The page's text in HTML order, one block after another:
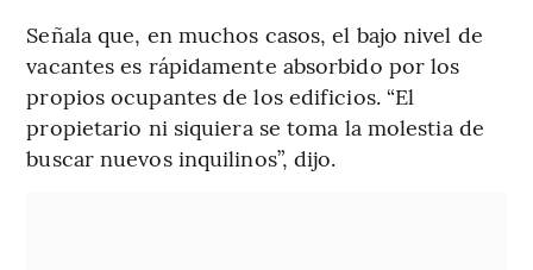
Señala que, en muchos casos, el bajo nivel de
vacantes es rápidamente absorbido por los
propios ocupantes de los edificios. “El
propietario ni siquiera se toma la molestia de
buscar nuevos inquilinos”, dijo.